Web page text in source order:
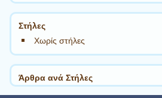
Στήλες
Χωρίς στήλες
Άρθρα ανά Στήλες